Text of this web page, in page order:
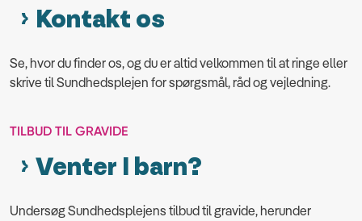
Kontakt os
Se, hvor du finder os, og du er altid velkommen til at ringe eller
skrive til Sundhedsplejen for spørgsmål, råd og vejledning.
TILBUD TIL GRAVIDE
Venter I barn?
Undersøg Sundhedsplejens tilbud til gravide, herunder